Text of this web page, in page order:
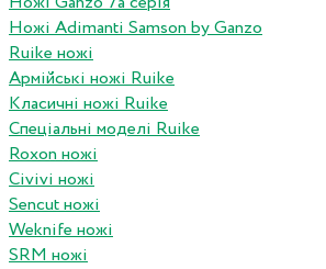
Ножі Adimanti Samson by Ganzo
Ruike ножі
Армійські ножі Ruike
Класичні ножі Ruike
Спеціальні моделі Ruike
Roxon ножi
Civivi ножі
Sencut ножі
Weknife ножі
SRM ножі